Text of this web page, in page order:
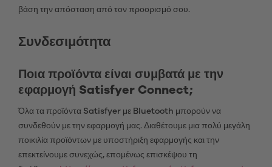
βάση την απόσταση από τον προορισμό σου.
Συνδεσιμότητα
Ποια προϊόντα είναι συμβατά με την
εφαρμογή Satisfyer Connect;
Όλα τα προϊόντα Satisfyer με Bluetooth μπορούν να
συνδεθούν με την εφαρμογή μας. Διαθέτουμε μια πολύ μεγάλη
ποικιλία προϊόντων με υποστήριξη εφαρμογής και την
επεκτείνουμε συνεχώς, επομένως επισκέψου τη